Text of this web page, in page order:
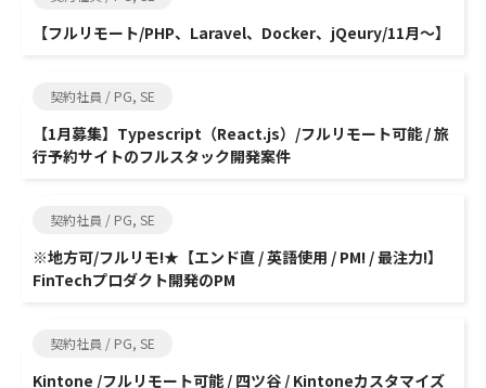
【フルリモート/PHP、Laravel、Docker、jQeury/11月～】
契約社員 / PG, SE
【1月募集】Typescript（React.js）/フルリモート可能 / 旅
行予約サイトのフルスタック開発案件
契約社員 / PG, SE
※地方可/フルリモ!★【エンド直 / 英語使用 / PM! / 最注力!】
FinTechプロダクト開発のPM
契約社員 / PG, SE
Kintone /フルリモート可能 / 四ツ谷 / Kintoneカスタマイズ